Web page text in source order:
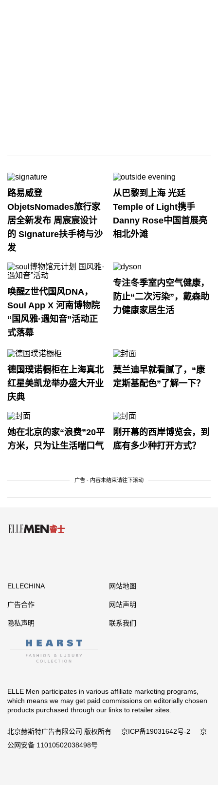
路易威登
ObjetsNomades旅行家
居全新发布 周宸宸设计
的 Signature扶手椅与沙
发
从巴黎到上海 光廷
Temple of Light携手
Danny Rose中国首展亮
相北外滩
唤醒Z世代国风DNA，
Soul App X 河南博物院
“国风雅·遇知音”活动正
式落幕
专注冬季室内空气健康，
防止“二次污染”，戴森助
力健康家居生活
德国璞诺橱柜在上海真北
红星美凯龙举办盛大开业
庆典
莫兰迪早就看腻了，“康
定斯基配色”了解一下？
她在北京的家“浪费”20平
方米，只为让生活喘口气
刚开幕的西岸博览会，到
底有多少种打开方式？
广告 - 内容未结束请往下滚动
ELLECHINA 网站地图
广告合作 网站声明
隐私声明 联系我们
ELLE Men participates in various affiliate marketing programs,
which means we may get paid commissions on editorially chosen
products purchased through our links to retailer sites.
北京赫斯特广告有限公司 版权所有 京ICP备19031642号-2
京
公网安备 11010502038498号